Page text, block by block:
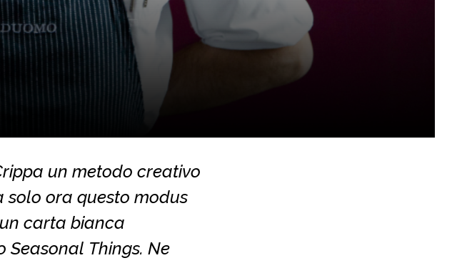
un metodo creativo
solo ora questo modus
carta bianca
Things. Ne